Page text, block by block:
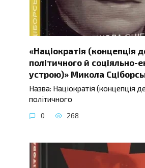
«Націократія (концепція
політичного й соціяльно-
устрою)» Микола
Назва: Націократія (концепція
політичного
0 268